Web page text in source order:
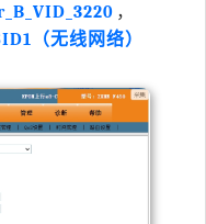
，
（无线网络）